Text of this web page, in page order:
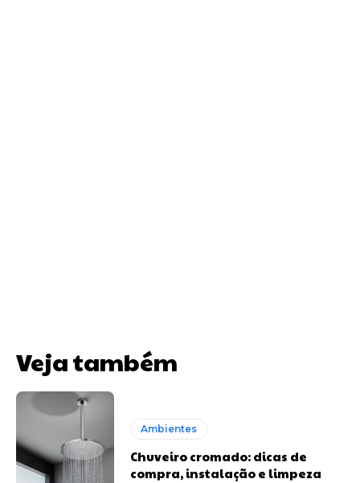
Veja também
Ambientes
Chuveiro cromado: dicas de
compra, instalação e limpeza